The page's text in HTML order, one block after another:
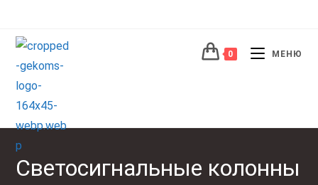
0 МЕНЮ
Светосигнальные колонны